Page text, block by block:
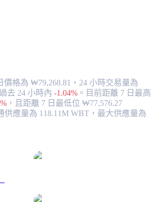
價格為 ₩79,268.81，24 小時交易量為
去 24 小時內 -1.04% 。 目前距離 7 日最高
， 且距離 7 日最低位 ₩77,576.27
供應量為 118.11M WBT，最大供應量為